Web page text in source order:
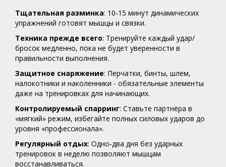
Тщательная разминка: 10‑15 минут динамических
упражнений готовят мышцы и связки.
Техника прежде всего: Тренируйте каждый удар/
бросок медленно, пока не будет уверенности в
правильности выполнения.
Защитное снаряжение: Перчатки, бинты, шлем,
налокотники и наколенники - обязательные элементы
даже на тренировках для начинающих.
Контролируемый спарринг: Ставьте партнёра в
«мягкий» режим, избегайте полных силовых ударов до
уровня «профессионала».
Регулярный отдых: Одно‑два дня без ударных
тренировок в неделю позволяют мышцам
восстанавливаться.